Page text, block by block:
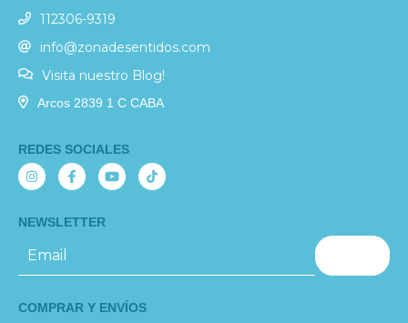
112306-9319
info@zonadesentidos.com
Visita nuestro Blog!
Arcos 2839 1 C CABA
REDES SOCIALES
NEWSLETTER
COMPRAR Y ENVÍOS